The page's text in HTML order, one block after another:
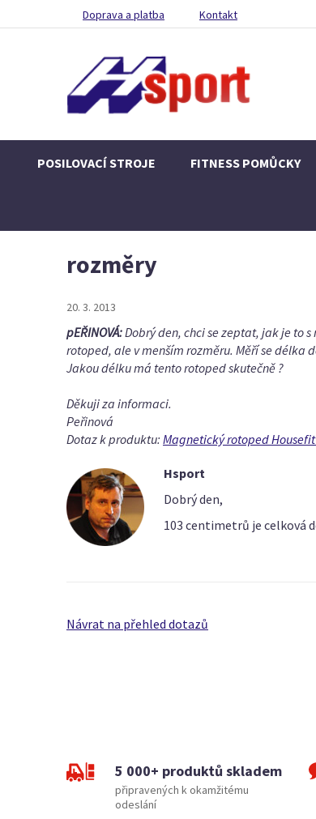
Doprava a platba Kontakt
POSILOVACÍ STROJE FITNESS POMŮCKY
rozměry
20. 3. 2013
pEŘINOVÁ:Dobrý den, chci se zeptat, jak je to
rotoped, ale v menším rozměru. Měří se délka
Jakou délku má tento rotoped skutečně ?
Děkuji za informaci.
Peřinová
Dotaz k produktu: Magnetický rotoped
Hsport
Dobrý den,
103 centimetrů je celková
Návrat na přehled dotazů
5 000+ produktů skladem
připravených k okamžitému
odeslání